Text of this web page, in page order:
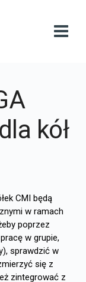
kół
CMI będą
w ramach
poprzez
w grupie,
sprawdzić w
się z
zintegrować z